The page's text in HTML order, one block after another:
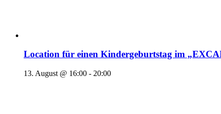
Location für einen Kindergeburtstag im
13. August @ 16:00 - 20:00